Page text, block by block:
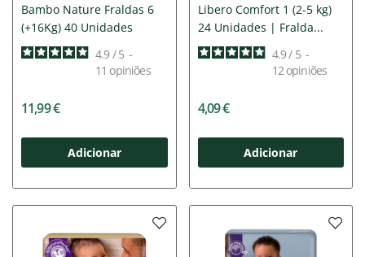
Bambo Nature Fraldas 6
(+16Kg) 40 Unidades
4.9/ 5 -
11 opiniões
11,99 €
Adicionar
Libero Comfort 1 (2-5 kg)
24 Unidades | Fralda...
4.9/ 5 -
12opiniões
4,09 €
Adicionar